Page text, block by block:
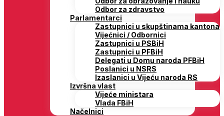
Odbor za zdravstvo
Parlamentarci
Zastupnici u skupštinama kantona
Vijećnici / Odbornici
Zastupnici u PSBiH
Zastupnici u PFBiH
Delegati u Domu naroda PFBiH
Poslanici u NSRS
Izaslanici u Vijeću naroda RS
Izvršna vlast
Vijeće ministara
Vlada FBiH
Načelnici